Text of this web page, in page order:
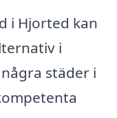
i Hjorted kan
i
städer i